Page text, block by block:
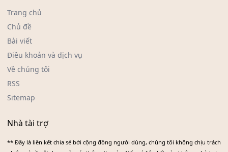
Trang chủ
Chủ đề
Bài viết
Điều khoản và dịch vụ
Về chúng tôi
RSS
Sitemap
Nhà tài trợ
** Đây là liên kết chia sẻ bới cộng đồng người dùng, chúng tôi không chịu trách